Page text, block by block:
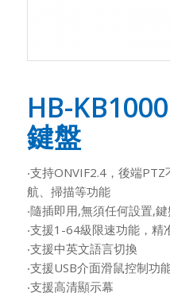
HB-
鍵盤
‧支持ONVIF2.4，後端
航、掃描等功能
‧隨插即用,無須任何設置,
‧支援1-64級限速功能，精
‧支援中英文語言切換
‧支援USB介面滑鼠控制功
‧支援高清顯示幕